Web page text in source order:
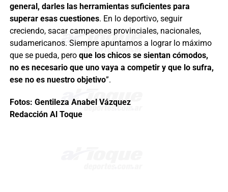
general, darles las herramientas suficientes para
superar esas cuestiones. En lo deportivo, seguir
creciendo, sacar campeones provinciales, nacionales,
sudamericanos. Siempre apuntamos a lograr lo máximo
que se pueda, pero que los chicos se sientan cómodos,
no es necesario que uno vaya a competir y que lo sufra,
ese no es nuestro objetivo”.
Fotos: Gentileza Anabel Vázquez
Redacción Al Toque